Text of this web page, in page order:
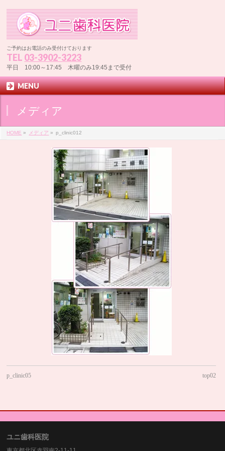
ご予約はお電話のみ受付けております
TEL 03-3902-3223
平日 10:00～17:45 木曜のみ19:45まで受付
MENU
メディア
HOME » メディア » p_clinic012
p_clinic05 top02
ユニ歯科医院